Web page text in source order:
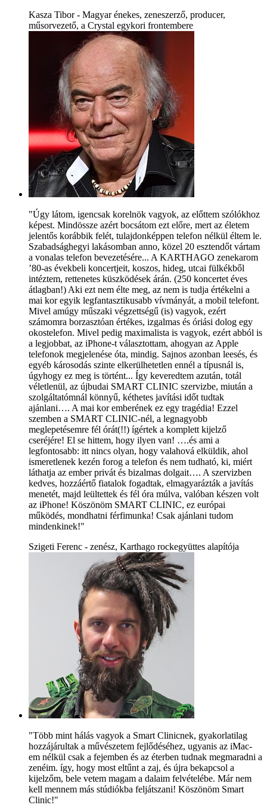
Kasza Tibor - Magyar énekes, zeneszerző, producer,
műsorvezető, a Crystal egykori frontembere
"Úgy látom, igencsak korelnök vagyok, az előttem szólókhoz
képest. Mindössze azért bocsátom ezt előre, mert az életem
jelentős korábbik felét, tulajdonképpen telefon nélkül éltem le.
Szabadsághegyi lakásomban anno, közel 20 esztendőt vártam
a vonalas telefon bevezetésére... A KARTHAGO zenekarom
’80-as évekbeli koncertjeit, koszos, hideg, utcai fülkékből
intéztem, rettenetes küszködések árán. (250 koncertet éves
átlagban!) Aki ezt nem élte meg, az nem is tudja értékelni a
mai kor egyik legfantasztikusabb vívmányát, a mobil telefont.
Mivel amúgy műszaki végzettségű (is) vagyok, ezért
számomra borzasztóan értékes, izgalmas és óriási dolog egy
okostelefon. Mivel pedig maximalista is vagyok, ezért abból is
a legjobbat, az iPhone-t választottam, ahogyan az Apple
telefonok megjelenése óta, mindig. Sajnos azonban leesés, és
egyéb károsodás szinte elkerülhetetlen ennél a típusnál is,
úgyhogy ez meg is történt... Így keveredtem azután, totál
véletlenül, az újbudai SMART CLINIC szervizbe, miután a
szolgáltatómnál könnyű, kéthetes javítási időt tudtak
ajánlani…. A mai kor emberének ez egy tragédia! Ezzel
szemben a SMART CLINIC-nél, a legnagyobb
meglepetésemre fél órát(!!) ígértek a komplett kijelző
cseréjére! El se hittem, hogy ilyen van! ….és ami a
legfontosabb: itt nincs olyan, hogy valahová elküldik, ahol
ismeretlenek kezén forog a telefon és nem tudható, ki, miért
láthatja az ember privát és bizalmas dolgait…. A szervizben
kedves, hozzáértő fiatalok fogadtak, elmagyarázták a javítás
menetét, majd leültettek és fél óra múlva, valóban készen volt
az iPhone! Köszönöm SMART CLINIC, ez európai
működés, mondhatni férfimunka! Csak ajánlani tudom
mindenkinek!"
Szigeti Ferenc - zenész, Karthago rockegyüttes alapítója
"Több mint hálás vagyok a Smart Clinicnek, gyakorlatilag
hozzájárultak a művészetem fejlődéséhez, ugyanis az iMac-
em nélkül csak a fejemben és az éterben tudnak megmaradni a
zenéim. így, hogy most eltűnt a zaj, és újra bekapcsol a
kijelzőm, bele vetem magam a dalaim felvételébe. Már nem
kell mennem más stúdiókba feljátszani! Köszönöm Smart
Clinic!"